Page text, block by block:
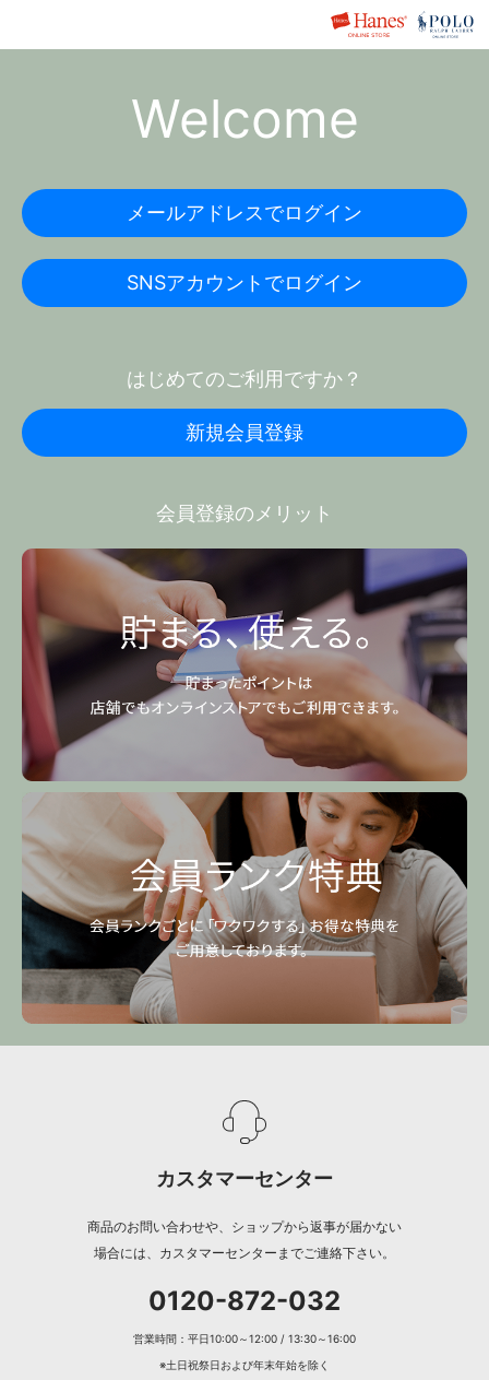
Welcome
メールアドレスでログイン
SNSアカウントでログイン
はじめてのご利用ですか？
新規会員登録
会員登録のメリット
カスタマーセンター
商品のお問い合わせや、ショップから返事が届かない
場合には、カスタマーセンターまでご連絡下さい。
0120-872-032
営業時間：平日10:00～12:00 / 13:30～16:00
※土日祝祭日および年末年始を除く